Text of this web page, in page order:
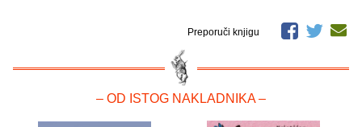
Preporuči knjigu
– OD ISTOG NAKLADNIKA –